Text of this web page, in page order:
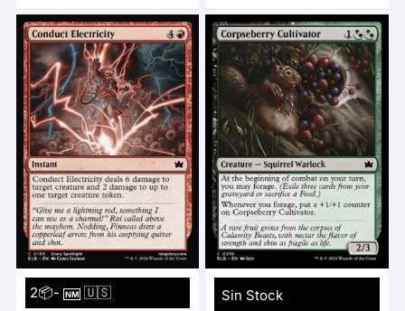
2📦-NM 🇺🇸 Sin Stock